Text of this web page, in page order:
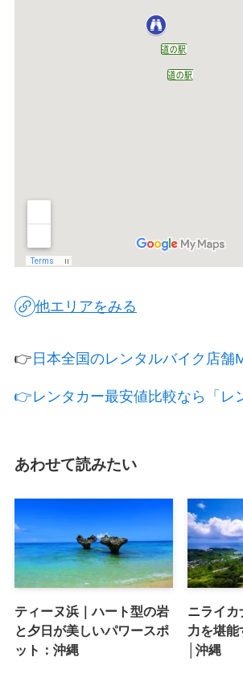
他エリアをみる
👉 日本全国のレンタルバイク店舗
👉レンタカー最安値比較なら「レ
あわせて読みたい
ティーヌ浜｜ハート型の岩
と夕日が美しいパワースポ
ット：沖縄
ニライカ
力を堪能
│沖縄